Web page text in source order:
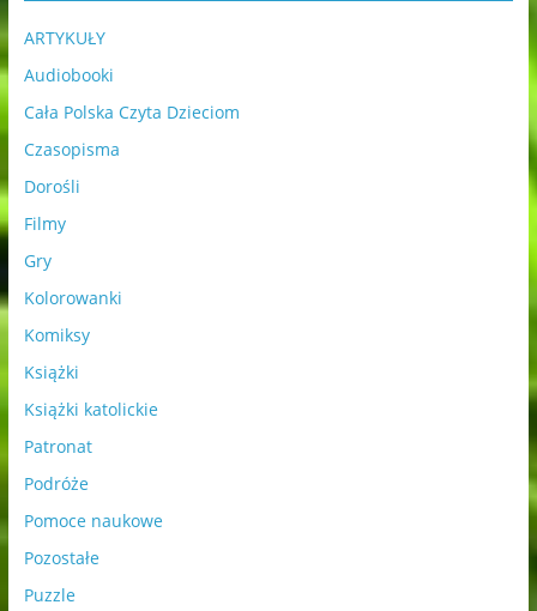
ARTYKUŁY
Audiobooki
Cała Polska Czyta Dzieciom
Czasopisma
Dorośli
Filmy
Gry
Kolorowanki
Komiksy
Książki
Książki katolickie
Patronat
Podróże
Pomoce naukowe
Pozostałe
Puzzle